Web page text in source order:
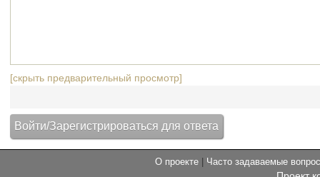
[скрыть предварительный просмотр]
О проекте Часто задаваемые